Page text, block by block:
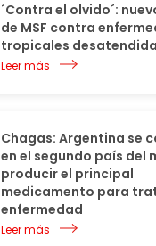
´Contra el olvido´:
de MSF contra
tropicales
Leer más
Chagas: Argentina se
en el segundo país del
producir el principal
medicamento para
enfermedad
Leer más